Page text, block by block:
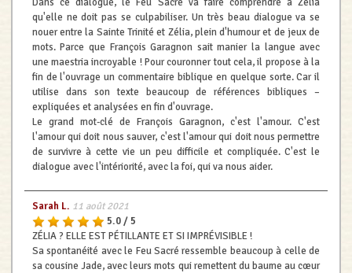
qu'elle ne doit pas se culpabiliser. Un très beau dialogue va se
nouer entre la Sainte Trinité et Zélia, plein d'humour et de jeux de
mots. Parce que François Garagnon sait manier la langue avec
une maestria incroyable ! Pour couronner tout cela, il propose à la
fin de l'ouvrage un commentaire biblique en quelque sorte. Car il
utilise dans son texte beaucoup de références bibliques –
expliquées et analysées en fin d'ouvrage.
Le grand mot-clé de François Garagnon, c'est l'amour. C'est
l'amour qui doit nous sauver, c'est l'amour qui doit nous permettre
de survivre à cette vie un peu difficile et compliquée. C'est le
dialogue avec l'intériorité, avec la foi, qui va nous aider.
Sarah L. 11 août 2021
5.0 / 5
ZÉLIA ? ELLE EST PÉTILLANTE ET SI IMPRÉVISIBLE !
Sa spontanéité avec le Feu Sacré ressemble beaucoup à celle de
sa cousine Jade, avec leurs mots qui remettent du baume au cœur